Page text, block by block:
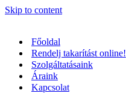
Skip to content
Főoldal
Rendelj takarítást online!
Szolgáltatásaink
Áraink
Kapcsolat